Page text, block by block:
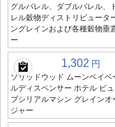
グルバレル、ダブルバレル、
レル穀物ディストリビュータ
ングレインおよび各種穀物垂
ー
1,302 円
ソリッドウッド ムーンベイベ
ルディスペンサー ホテル ビ
ブシリアルマシン グレインオ
ジャー